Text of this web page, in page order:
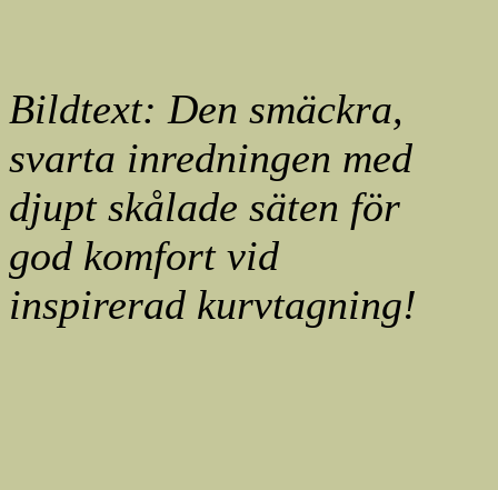
Bildtext: Den smäckra,
svarta inredningen med
djupt skålade säten för
god komfort vid
inspirerad kurvtagning!